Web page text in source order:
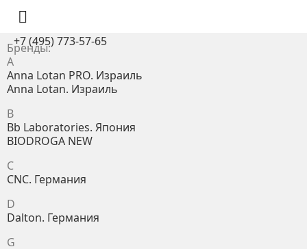

+7 (495) 773-57-65
Бренды:
A
Anna Lotan PRO. Израиль
Anna Lotan. Израиль
B
Bb Laboratories. Япония
BIODROGA NEW
C
CNC. Германия
D
Dalton. Германия
G